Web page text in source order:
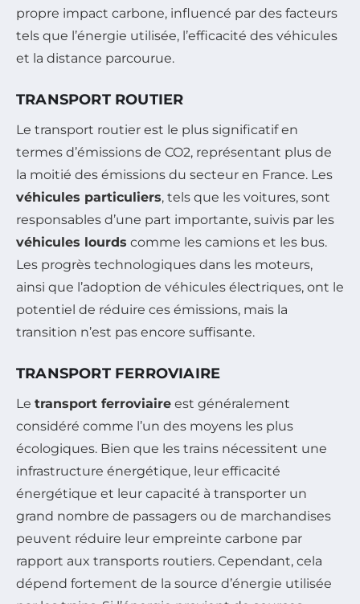
propre impact carbone, influencé par des facteurs
tels que l’énergie utilisée, l’efficacité des véhicules
et la distance parcourue.
TRANSPORT ROUTIER
Le transport routier est le plus significatif en
termes d’émissions de CO2, représentant plus de
la moitié des émissions du secteur en France. Les
véhicules particuliers, tels que les voitures, sont
responsables d’une part importante, suivis par les
véhicules lourds comme les camions et les bus.
Les progrès technologiques dans les moteurs,
ainsi que l’adoption de véhicules électriques, ont le
potentiel de réduire ces émissions, mais la
transition n’est pas encore suffisante.
TRANSPORT FERROVIAIRE
Le transport ferroviaire est généralement
considéré comme l’un des moyens les plus
écologiques. Bien que les trains nécessitent une
infrastructure énergétique, leur efficacité
énergétique et leur capacité à transporter un
grand nombre de passagers ou de marchandises
peuvent réduire leur empreinte carbone par
rapport aux transports routiers. Cependant, cela
dépend fortement de la source d’énergie utilisée